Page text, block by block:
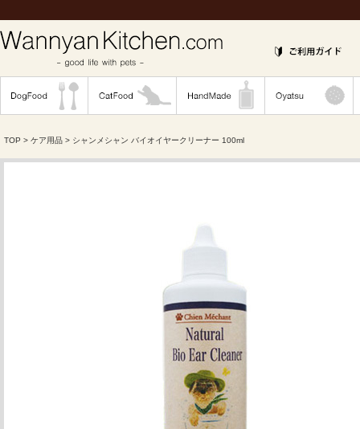
TOP > ケア用品 > シャンメシャン バイオイヤークリーナー 100ml